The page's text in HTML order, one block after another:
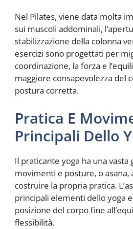
Nel Pilates, viene data molta
sui muscoli addominali,
stabilizzazione della colonna
esercizi sono progettati per
coordinazione, la forza e
maggiore consapevolezza del
postura corretta.
Pratica E
Principali Dello
Il praticante yoga ha una vasta
movimenti e posture, o asana,
costruire la propria pratica.
principali elementi dello yoga
posizione del corpo fine
flessibilità.